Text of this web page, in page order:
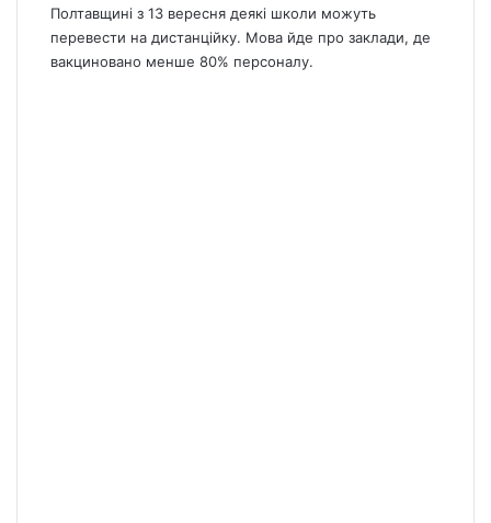
Полтавщині з 13 вересня деякі школи можуть
перевести на дистанційку. Мова йде про заклади, де
вакциновано менше 80% персоналу.